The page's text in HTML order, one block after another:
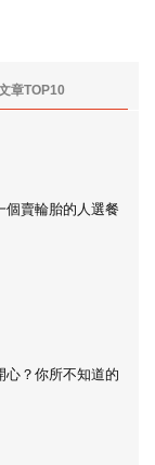
後，台灣遊客又
章TOP10
個賣輪胎的人選餐
心？你所不知道的